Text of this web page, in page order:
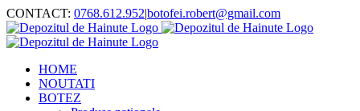
Skip
to
content
CONTACT: 0768.612.952|botofei.robert@gmail.com
HOME
NOUTATI
BOTEZ